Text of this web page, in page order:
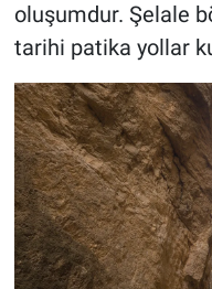
oluşumdur. Şelale
tarihi patika yollar